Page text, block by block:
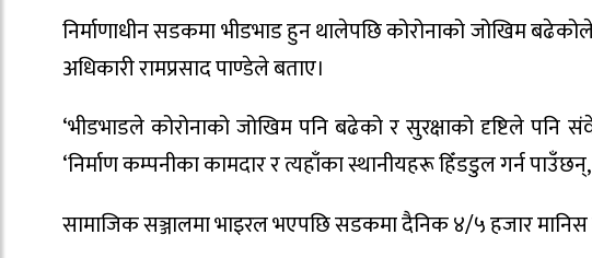
निर्माणाधीन सडकमा भीडभाड हुन थालेपछि कोरोनाको जोखिम
अधिकारी रामप्रसाद पाण्डेले बताए।
‘भीडभाडले कोरोनाको जोखिम पनि बढेको र सुरक्षाको दृष्टिले
‘निर्माण कम्पनीका कामदार र त्यहाँका स्थानीयहरू हिँडडुल गर्न
सामाजिक सञ्जालमा भाइरल भएपछि सडकमा दैनिक ४/५ हजार